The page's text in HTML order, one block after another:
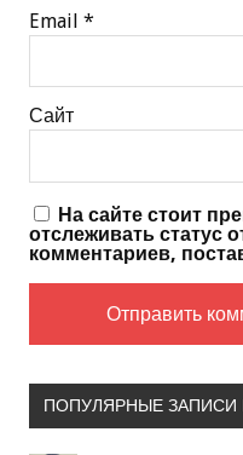
Email *
Сайт
На сайте стоит
отслеживать статус
комментариев,
ПОПУЛЯРНЫЕ ЗАПИСИ